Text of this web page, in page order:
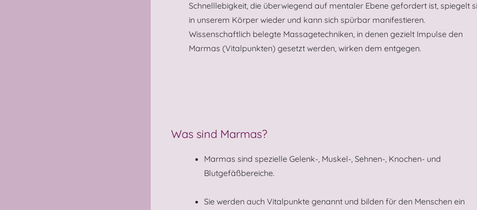
Schnelllebigkeit, die überwiegend auf mentaler Ebene gefordert ist, spiegelt
in unserem Körper wieder und kann sich spürbar manifestieren.
Wissenschaftlich belegte Massagetechniken, in denen gezielt Impulse den
Marmas (Vitalpunkten) gesetzt werden, wirken dem entgegen.
Was sind Marmas?
Marmas sind spezielle Gelenk-, Muskel-, Sehnen-, Knochen- und
Blutgefäßbereiche.
Sie werden auch Vitalpunkte genannt und bilden für den Menschen ein